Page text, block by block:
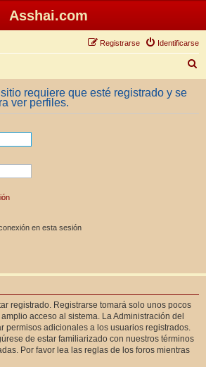
Asshai.com
Identificarse
Registrarse
u
c
requiere que esté registrado y se
ver perfiles.
en esta sesión
registrado. Registrarse tomará solo unos pocos
acceso al sistema. La Administración del
permisos adicionales a los usuarios registrados.
de estar familiarizado con nuestros términos
Por favor lea las reglas de los foros mientras